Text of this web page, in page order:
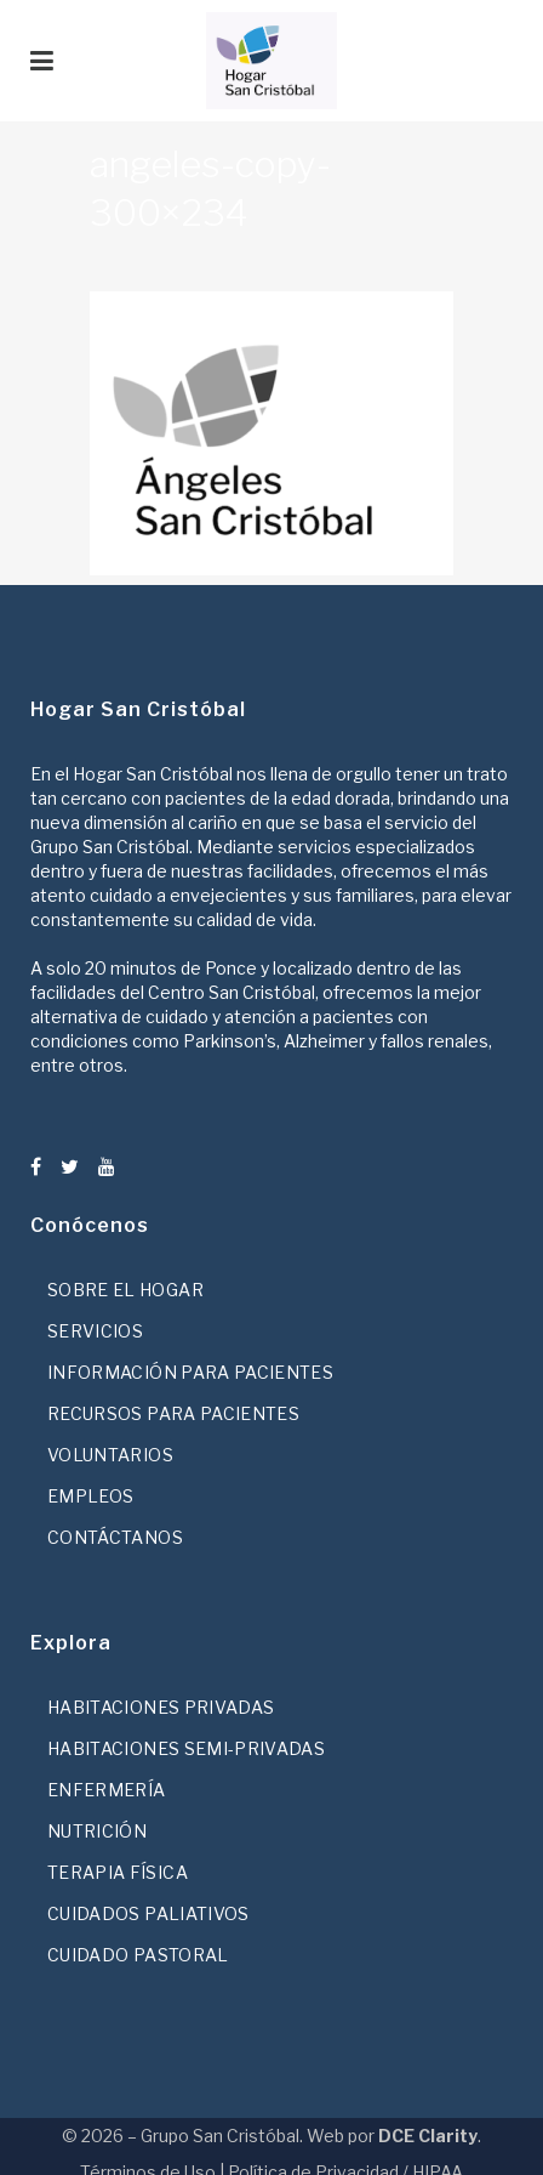
Hogar San Cristóbal
En el Hogar San Cristóbal nos llena de orgullo tener un trato
tan cercano con pacientes de la edad dorada, brindando una
nueva dimensión al cariño en que se basa el servicio del
Grupo San Cristóbal. Mediante servicios especializados
dentro y fuera de nuestras facilidades, ofrecemos el más
atento cuidado a envejecientes y sus familiares, para elevar
constantemente su calidad de vida.
A solo 20 minutos de Ponce y localizado dentro de las
facilidades del Centro San Cristóbal, ofrecemos la mejor
alternativa de cuidado y atención a pacientes con
condiciones como Parkinson’s, Alzheimer y fallos renales,
entre otros.
Conócenos
SOBRE EL HOGAR
SERVICIOS
INFORMACIÓN PARA PACIENTES
RECURSOS PARA PACIENTES
VOLUNTARIOS
EMPLEOS
CONTÁCTANOS
Explora
HABITACIONES PRIVADAS
HABITACIONES SEMI-PRIVADAS
ENFERMERÍA
NUTRICIÓN
TERAPIA FÍSICA
CUIDADOS PALIATIVOS
CUIDADO PASTORAL
© 2026 – Grupo San Cristóbal. Web por DCE Clarity.